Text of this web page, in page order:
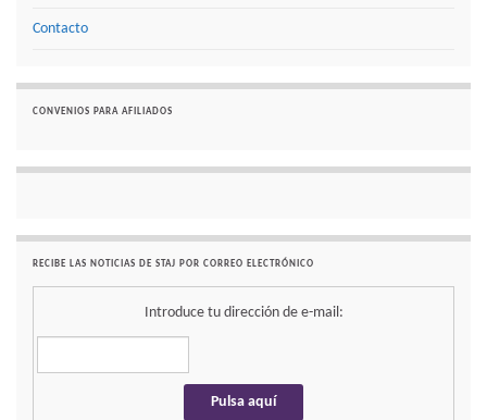
Contacto
CONVENIOS PARA AFILIADOS
RECIBE LAS NOTICIAS DE STAJ POR CORREO ELECTRÓNICO
Introduce tu dirección de e-mail: